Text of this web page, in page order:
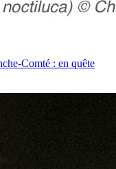
Comté : en quête